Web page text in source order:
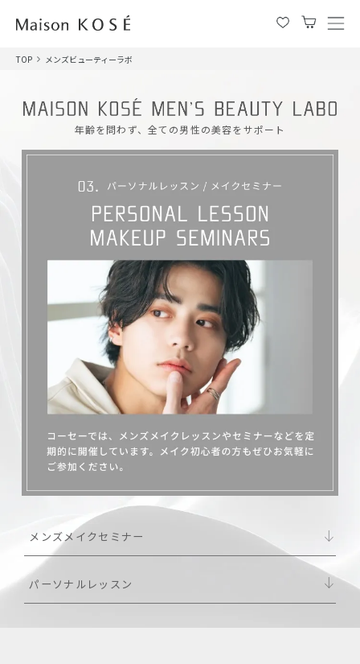
メ
開
す
TOP メンズビューティーラボ
年齢を問わず、全ての男性の美容をサポート
メンズメイクセミナー
パーソナルレッスン